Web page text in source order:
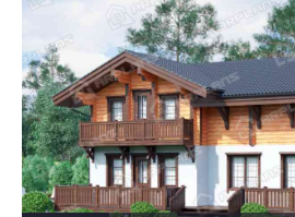
Прикрепить файл
Согласен на обработку
This site is protected by reCAPTCHA and the Google